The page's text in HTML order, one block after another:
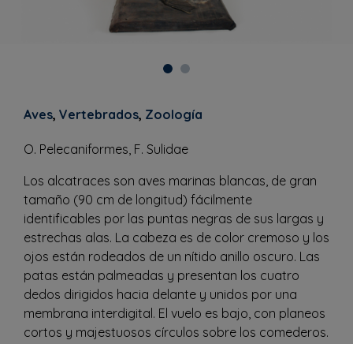
Aves, Vertebrados, Zoología
O. Pelecaniformes, F. Sulidae
Los alcatraces son aves marinas blancas, de gran
tamaño (90 cm de longitud) fácilmente
identificables por las puntas negras de sus largas y
estrechas alas. La cabeza es de color cremoso y los
ojos están rodeados de un nítido anillo oscuro. Las
patas están palmeadas y presentan los cuatro
dedos dirigidos hacia delante y unidos por una
membrana interdigital. El vuelo es bajo, con planeos
cortos y majestuosos círculos sobre los comederos.